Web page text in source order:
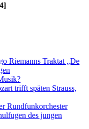
Riemanns Traktat „De
trifft späten Strauss,
Rundfunkorchester
des jungen